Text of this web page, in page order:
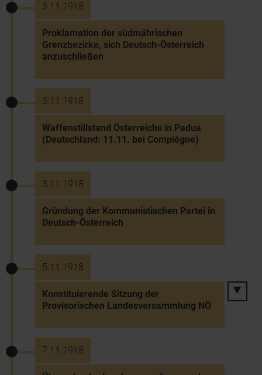
3.11.1918
Proklamation der südmährischen
Grenzbezirke, sich Deutsch-Österreich
anzuschließen
3.11.1918
Waffenstillstand Österreichs in Padua
(Deutschland: 11.11. bei Compiègne)
3.11.1918
Gründung der Kommunistischen Partei in
Deutsch-Österreich
5.11.1918
Konstituierende Sitzung der
Provisorischen Landesversammlung NÖ
7.11.1918